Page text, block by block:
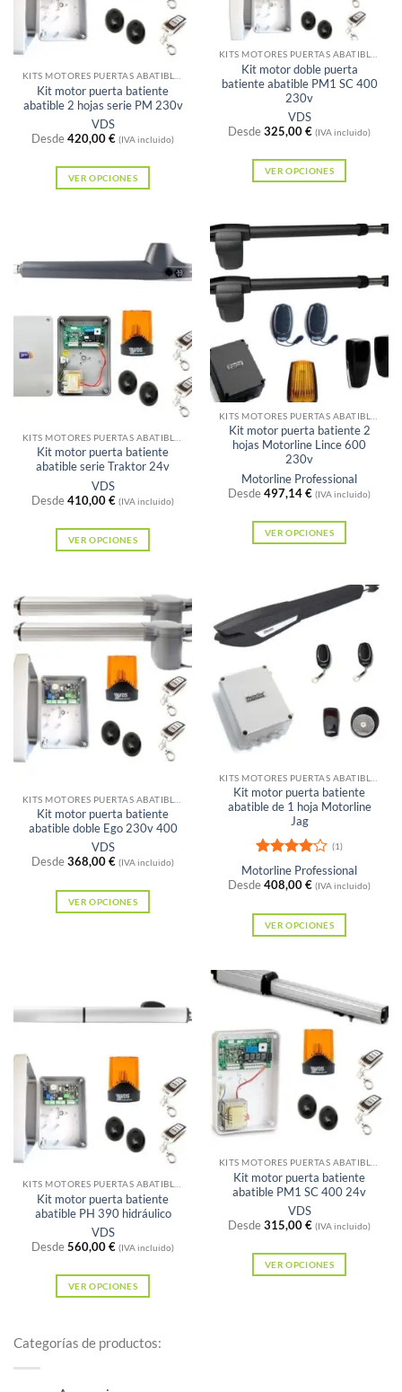
la
página
producto
Sin existencias
KITS MOTORES PUERTAS ABATIBLES
Kit motor puerta batiente
abatible 2 hojas serie PM 230v
VDS
Desde420,00€ (IVA incluido)
VER OPCIONES
múltiples
variantes.
Las
opciones
se
pueden
elegir
la
página
de
producto
KITS MOTORES PUERTAS ABATIBLES
Kit motor doble puerta
batiente abatible PM1 SC 400
230v
VDS
Desde325,00€ (IVA incluido)
VER OPCIONES
tiene
variantes.
Las
opciones
se
pueden
elegir
en
la
página
de
producto
Kit motor puerta batiente
abatible serie Traktor 24v
VDS
Desde410,00€ (IVA incluido)
VER OPCIONES
tiene
múltiples
variantes.
Las
opciones
pueden
elegir
la
página
de
producto
Kit motor puerta batiente 2
hojas Motorline Lince 600
230v
Motorline Professional
Desde497,14€ (IVA incluido)
VER OPCIONES
tiene
múltiples
variantes.
Las
opciones
pueden
la
página
de
producto
Kit motor puerta batiente
abatible doble Ego 230v 400
VDS
Desde368,00€ (IVA incluido)
VER OPCIONES
variantes.
opciones
se
pueden
elegir
en
página
de
producto
Kit motor puerta batiente
abatible de 1 hoja Motorline
Jag
Valorado
con4de
(1)
Motorline Professional
Desde408,00€ (IVA incluido)
VER OPCIONES
tiene
múltiples
variantes.
Las
opciones
se
pueden
en
la
página
de
Sin existencias
KITS MOTORES PUERTAS ABATIBLES
Kit motor puerta batiente
abatible PH 390 hidráulico
VDS
Desde560,00€ (IVA incluido)
VER OPCIONES
tiene
KITS MOTORES PUERTAS ABATIBLES
Kit motor puerta batiente
abatible PM1 SC 400 24v
VDS
Desde315,00€ (IVA incluido)
VER OPCIONES
Categorías de productos: